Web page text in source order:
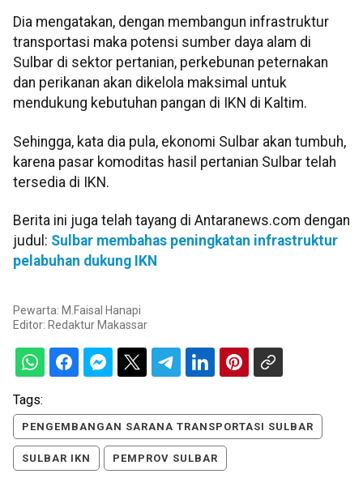
Dia mengatakan, dengan membangun infrastruktur
transportasi maka potensi sumber daya alam di
Sulbar di sektor pertanian, perkebunan peternakan
dan perikanan akan dikelola maksimal untuk
mendukung kebutuhan pangan di IKN di Kaltim.
Sehingga, kata dia pula, ekonomi Sulbar akan tumbuh,
karena pasar komoditas hasil pertanian Sulbar telah
tersedia di IKN.
Berita ini juga telah tayang di Antaranews.com dengan
judul: Sulbar membahas peningkatan infrastruktur
pelabuhan dukung IKN
Pewarta: M.Faisal Hanapi
Editor: Redaktur Makassar
Tags:
PENGEMBANGAN SARANA TRANSPORTASI SULBAR
SULBAR IKN PEMPROV SULBAR